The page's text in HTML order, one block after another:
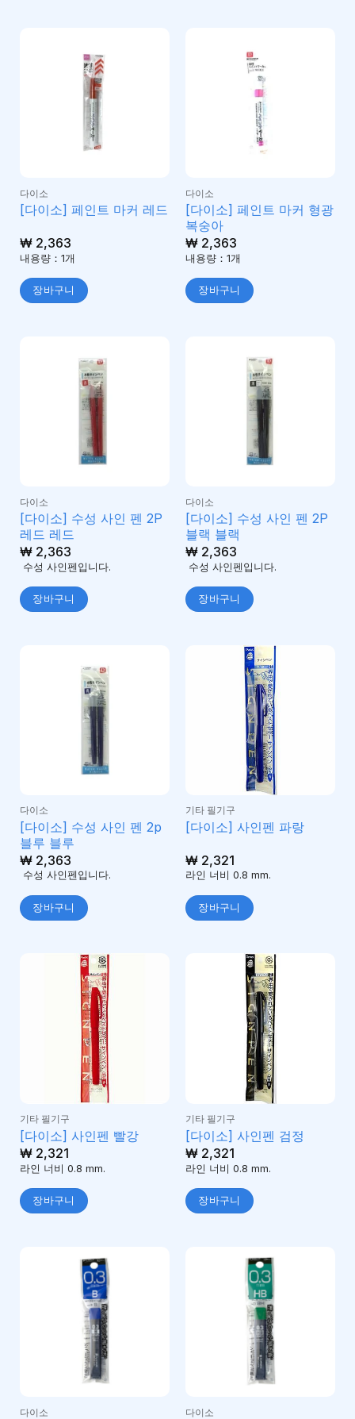
다이소
[다이소] 페인트 마커 레드
₩2,363
내용량：1개
장바구니
다이소
[다이소] 페인트 마커 형광
복숭아
₩2,363
내용량：1개
장바구니
다이소
[다이소] 수성 사인 펜 2P
레드 레드
₩2,363
수성 사인펜입니다.
장바구니
다이소
[다이소] 수성 사인 펜 2P
블랙 블랙
₩2,363
수성 사인펜입니다.
장바구니
다이소
[다이소] 수성 사인 펜 2p
블루 블루
₩2,363
수성 사인펜입니다.
장바구니
기타 필기구
[다이소] 사인펜 파랑
₩2,321
라인 너비 0.8 mm.
장바구니
기타 필기구
[다이소] 사인펜 빨강
₩2,321
라인 너비 0.8 mm.
장바구니
기타 필기구
[다이소] 사인펜 검정
₩2,321
라인 너비 0.8 mm.
장바구니
다이소 다이소